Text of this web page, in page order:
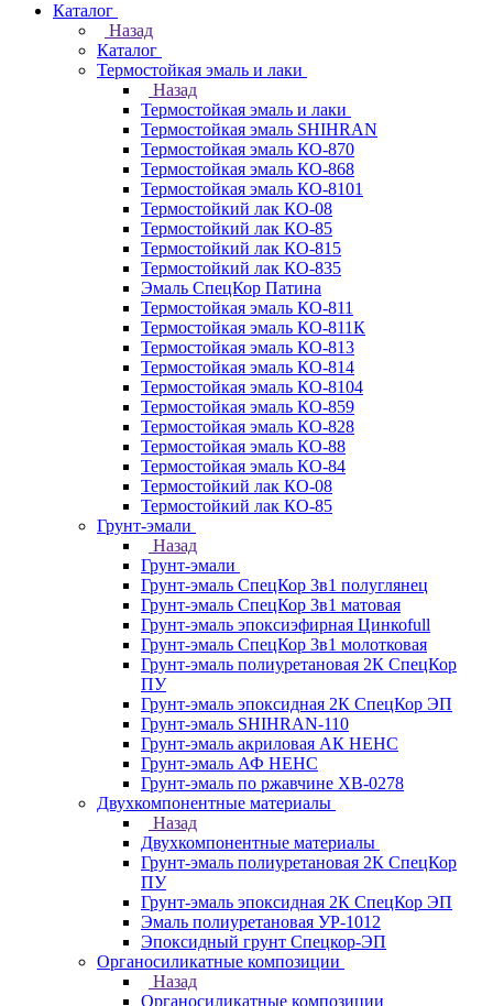
Каталог
Назад
Каталог
Термостойкая эмаль и лаки
Назад
Термостойкая эмаль и лаки
Термостойкая эмаль SHIHRAN
Термостойкая эмаль КО-870
Термостойкая эмаль КО-868
Термостойкая эмаль КО-8101
Термостойкий лак КО-08
Термостойкий лак КО-85
Термостойкий лак КО-815
Термостойкий лак КО-835
Эмаль СпецКор Патина
Термостойкая эмаль КО-811
Термостойкая эмаль КО-811К
Термостойкая эмаль КО-813
Термостойкая эмаль КО-814
Термостойкая эмаль КО-8104
Термостойкая эмаль КО-859
Термостойкая эмаль КО-828
Термостойкая эмаль КО-88
Термостойкая эмаль КО-84
Термостойкий лак КО-08
Термостойкий лак КО-85
Грунт-эмали
Назад
Грунт-эмали
Грунт-эмаль СпецКор 3в1 полуглянец
Грунт-эмаль СпецКор 3в1 матовая
Грунт-эмаль эпоксиэфирная Цинкоfull
Грунт-эмаль СпецКор 3в1 молотковая
Грунт-эмаль полиуретановая 2К СпецКор
ПУ
Грунт-эмаль эпоксидная 2К СпецКор ЭП
Грунт-эмаль SHIHRAN-110
Грунт-эмаль акриловая АК НЕНС
Грунт-эмаль АФ НЕНС
Грунт-эмаль по ржавчине ХВ-0278
Двухкомпонентные материалы
Назад
Двухкомпонентные материалы
Грунт-эмаль полиуретановая 2К СпецКор
ПУ
Грунт-эмаль эпоксидная 2К СпецКор ЭП
Эмаль полиуретановая УР-1012
Эпоксидный грунт Спецкор-ЭП
Органосиликатные композиции
Назад
Органосиликатные композиции